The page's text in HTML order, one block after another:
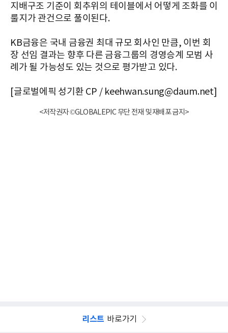
지배구조 기준이 회추위의 테이블에서 어떻게 조화를 이
룰지가 관건으로 풀이된다.
KB금융은 국내 금융권 최대 규모 회사인 만큼, 이번 회
장 선임 결과는 향후 다른 금융그룹의 경영승계 모범 사
례가 될 가능성도 있는 것으로 평가받고 있다.
[글로벌에픽 성기환 CP / keehwan.sung@daum.net]
<저작권자 ©GLOBALEPIC 무단 전재 및 재배포 금지>
리스트 바로가기